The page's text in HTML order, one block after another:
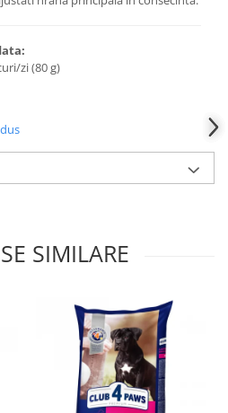
zi (80 g)
SIMILARE